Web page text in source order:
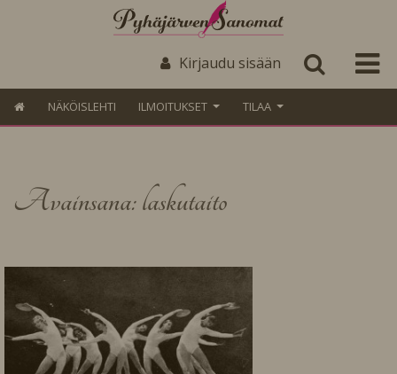
Kirjaudu sisään
NÄKÖISLEHTI ILMOITUKSET TILAA
Avainsana: laskutaito